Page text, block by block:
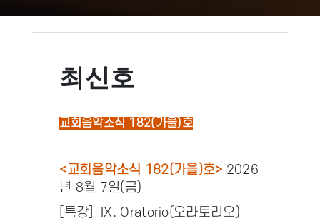
최신호
교회음악소식 182(가을)호
<교회음악소식 182(가을)호> 2026
년 8월 7일(금)
[특강] IX. Oratorio(오라토리오)